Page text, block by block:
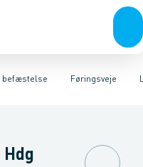
befæstelseForgreningsmateriel
Føringsveje
gulvInstallationskanaler
Montageplade til